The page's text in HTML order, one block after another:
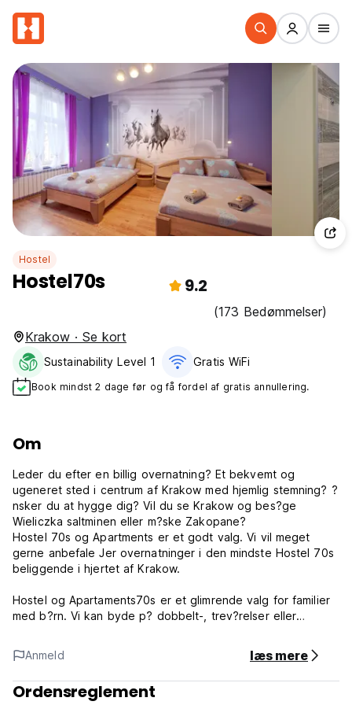
Hostel
Hostel70s 9.2
(173 Bedømmelser)
Krakow · Se kort
Sustainability Level 1 Gratis WiFi
Book mindst 2 dage før og få fordel af gratis annullering.
Om
Leder du efter en billig overnatning? Et bekvemt og
ugeneret sted i centrum af Krakow med hjemlig stemning? ?
nsker du at hygge dig? Vil du se Krakow og bes?ge
Wieliczka saltminen eller m?ske Zakopane?
Hostel 70s og Apartments er et godt valg. Vi vil meget
gerne anbefale Jer overnatninger i den mindste Hostel 70s
beliggende i hjertet af Krakow.
Hostel og Apartaments70s er et glimrende valg for familier
med b?rn. Vi kan byde p? dobbelt-, trev?relser eller
Om du er interesseret i en ferielejlighed af h?jeste standard
og har lyst til at f?le dig som i syvende himmel, kan vi ogs?
byde p? to fabelagtige suiter: Queen til 2-4 personer og
70s til 2 personer.
Anmeld læs mere
Ordensreglement